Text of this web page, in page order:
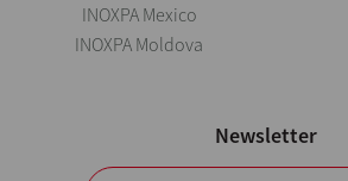
INOXPA Mexico
INOXPA Moldova
Newsletter